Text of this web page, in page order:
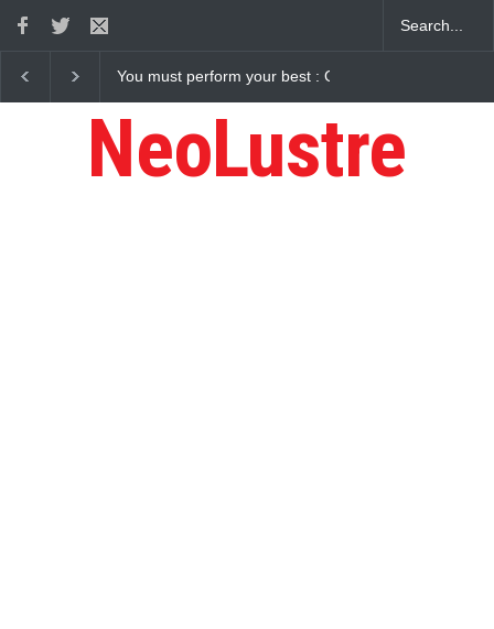
best : Gaurav Sharma Lakhi How Chris Pratt Landed The Role Of
NeoLustre